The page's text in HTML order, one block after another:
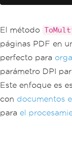
El método
páginas PDF en
perfecto para
parámetro DPI
Este enfoque es
con documentos
para el